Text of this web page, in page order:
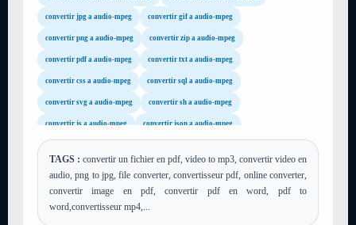
convertir jpg a audio-mpeg convertir gif a audio-mpeg
convertir png a audio-mpeg convertir zip a audio-mpeg
convertir pdf a audio-mpeg convertir txt a audio-mpeg
convertir css a audio-mpeg convertir sql a audio-mpeg
convertir svg a audio-mpeg convertir sh a audio-mpeg
convertir js a audio-mpeg convertir json a audio-mpeg
convertir gz a audio-mpeg
convertir rar a audio-mpeg convertir mp4 a audio-mpeg
convertir avi a audio-mpeg convertir flv a audio-mpeg
TAGS : convertir un fichier en pdf, video to mp3, convertir video en
audio, png to jpg, file converter, convertisseur pdf, online converter,
convertir image en pdf, convertir pdf en word, pdf to
word,convertisseur mp4,...